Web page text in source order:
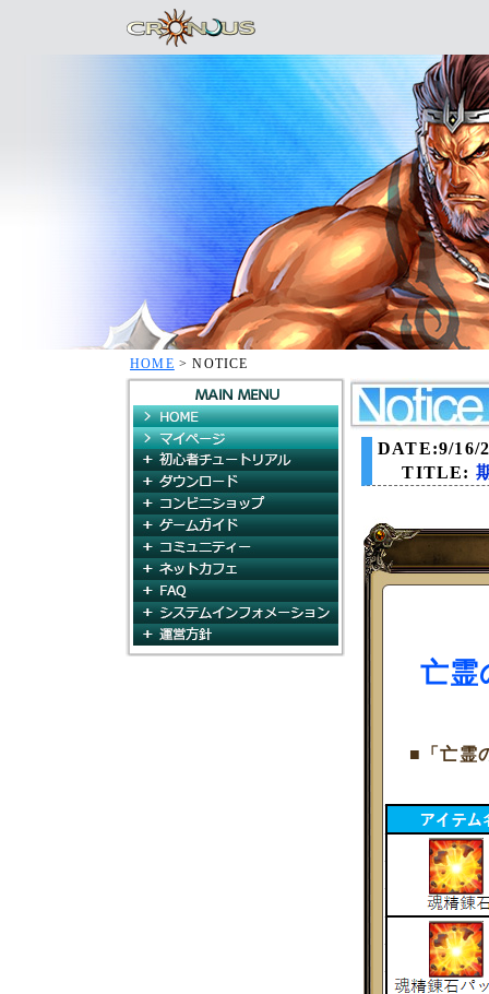
HOME > NOTICE
HOME
マイページ
初心者チュートリアル
ダウンロード
ゲームガイド
コミュニティ
ネットカフェ
DATE:9/16/
TITLE:
亡霊
■「亡霊